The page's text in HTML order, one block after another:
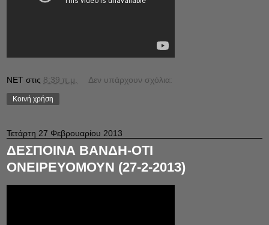
NET στις 8:39 π.μ. Δεν υπάρχουν σχόλια:
Κοινή χρήση
Τετάρτη 27 Φεβρουαρίου 2013
ΔΕΣΠΟΙΝΑ ΒΑΝΔΗ-ΟΤΙ
ΟΝΕΙΡΕΥΟΜΟΥΝ (27-2-2013)